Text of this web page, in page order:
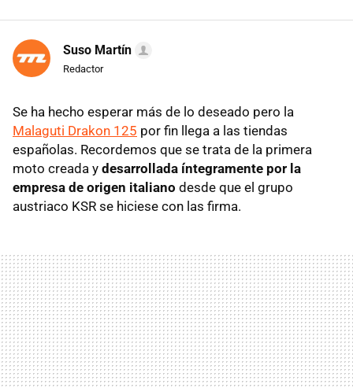
Suso Martín
Redactor
Se ha hecho esperar más de lo deseado pero la
Malaguti Drakon 125 por fin llega a las tiendas
españolas. Recordemos que se trata de la primera
moto creada y desarrollada íntegramente por la
empresa de origen italiano desde que el grupo
austriaco KSR se hiciese con las firma.